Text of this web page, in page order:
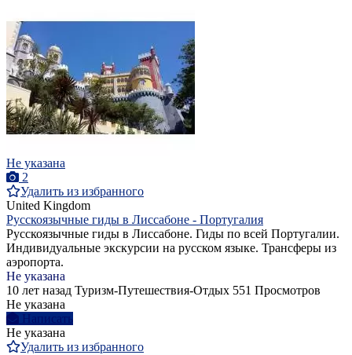
Не указана
2
Удалить из избранного
United Kingdom
Русскоязычные гиды в Лиссабоне - Португалия
Русскоязычные гиды в Лиссабоне. Гиды по всей Португалии.
Индивидуальные экскурсии на русском языке. Трансферы из
аэропорта.
Не указана
10 лет назад Туризм-Путешествия-Отдых 551 Просмотров
Не указана
Написать
Не указана
Удалить из избранного